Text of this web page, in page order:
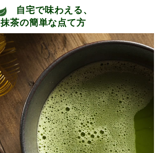
自宅で味わえる、
抹茶の簡単な点て方